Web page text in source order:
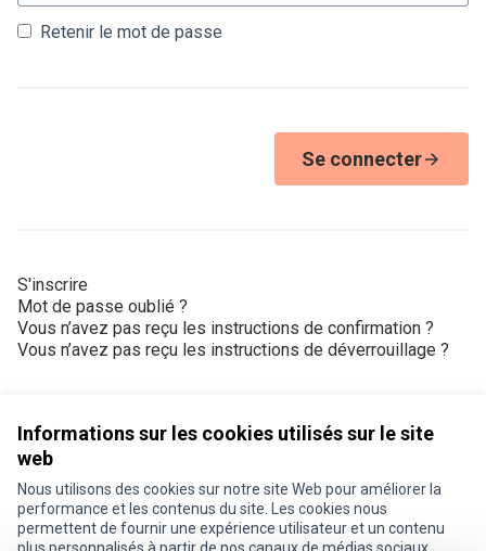
Informations sur les cookies utilisés sur le site
web
Nous utilisons des cookies sur notre site Web pour améliorer la
performance et les contenus du site. Les cookies nous
permettent de fournir une expérience utilisateur et un contenu
Retenir le mot de passe
Se connecter
S'inscrire
Mot de passe oublié ?
Vous n’avez pas reçu les instructions de confirmation ?
Vous n’avez pas reçu les instructions de déverrouillage ?
Conditions d'utilisation
Paramètres des cookies
Je participe ! sur X
Je participe ! sur Facebook
Je participe ! sur Instagram